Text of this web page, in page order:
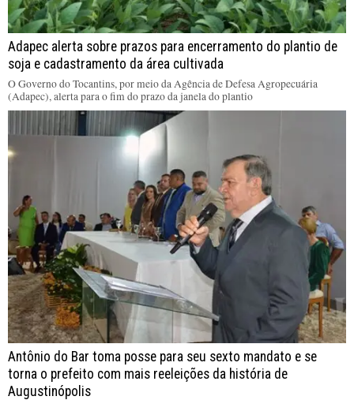
Adapec alerta sobre prazos para encerramento do plantio de
soja e cadastramento da área cultivada
O Governo do Tocantins, por meio da Agência de Defesa Agropecuária
(Adapec), alerta para o fim do prazo da janela do plantio
Antônio do Bar toma posse para seu sexto mandato e se
torna o prefeito com mais reeleições da história de
Augustinópolis